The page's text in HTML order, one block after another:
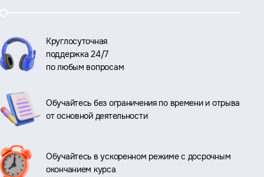
Круглосуточная
поддержка 24/7
по любым вопросам
Обучайтесь без ограничения по времени и отрыва
от основной деятельности
Обучайтесь в ускоренном режиме с досрочным
окончанием курса